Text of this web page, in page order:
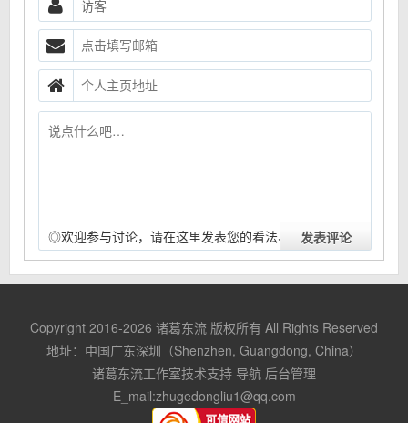
◎欢迎参与讨论，请在这里发表您的看法、交流您的观
点。
Copyright 2016-2026 诸葛东流 版权所有 All Rights Reserved
地址：中国广东深圳（Shenzhen, Guangdong, China）
诸葛东流工作室技术支持 导航 后台管理
E_mail:zhugedongliu1@qq.com